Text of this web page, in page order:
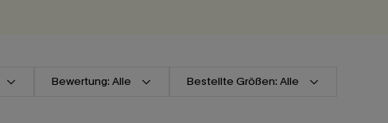
Bewertung: Alle Bestellte Größen: Alle